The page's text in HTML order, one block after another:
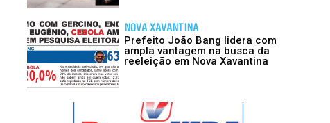
NOVA XAVANTINA
Prefeito João Bang lidera com
ampla vantagem na busca da
reeleição em Nova Xavantina